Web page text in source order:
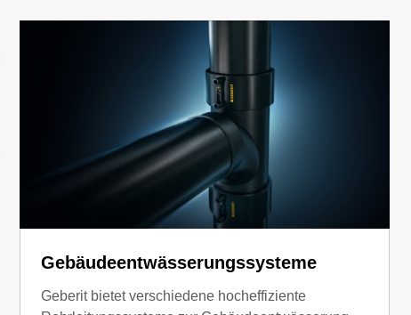
Gebäudeentwässerungssysteme
Geberit bietet verschiedene hocheffiziente